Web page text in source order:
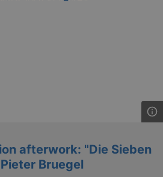
afterwork: "Die Sieben
Bruegel